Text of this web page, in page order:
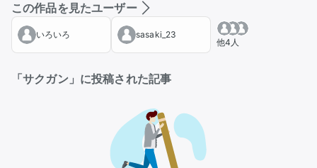
この作品を見たユーザー
いろいろ sasaki_23
他4人
「サクガン」に投稿された記事